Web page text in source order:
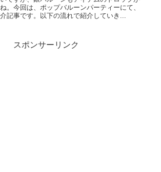
。今回は、ポップバルーンパーティーにて、
記事です。以下の流れで紹介していき...
スポンサーリンク